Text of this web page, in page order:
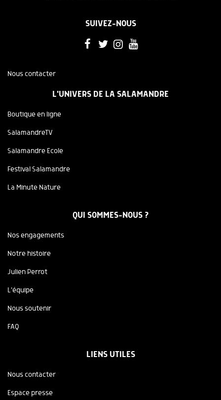
SUIVEZ-NOUS
Nous contacter
L'UNIVERS DE LA SALAMANDRE
Boutique en ligne
SalamandreTV
Salamandre Ecole
Festival Salamandre
La Minute Nature
QUI SOMMES-NOUS ?
Nos engagements
Notre histoire
Julien Perrot
L'équipe
Nous soutenir
FAQ
LIENS UTILES
Nous contacter
Espace presse